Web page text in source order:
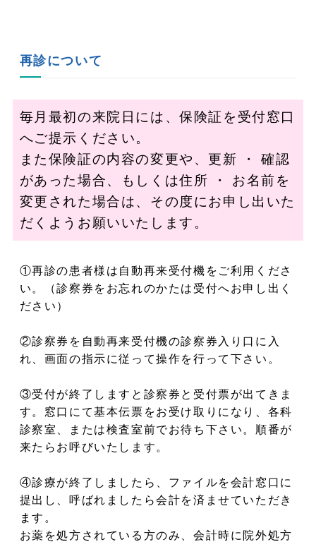
再診について
毎月最初の来院日には、保険証を受付窓口
へご提示ください。
また保険証の内容の変更や、更新 ・ 確認
があった場合、もしくは住所 ・ お名前を
変更された場合は、その度にお申し出いた
だくようお願いいたします。
①再診の患者様は自動再来受付機をご利用くださ
い。（診察券をお忘れのかたは受付へお申し出く
ださい）
②診察券を自動再来受付機の診察券入り口に入
れ、画面の指示に従って操作を行って下さい。
③受付が終了しますと診察券と受付票が出てきま
す。窓口にて基本伝票をお受け取りになり、各科
診察室、または検査室前でお待ち下さい。順番が
来たらお呼びいたします。
④診療が終了しましたら、ファイルを会計窓口に
提出し、呼ばれましたら会計を済ませていただき
ます。
お薬を処方されている方のみ、会計時に院外処方